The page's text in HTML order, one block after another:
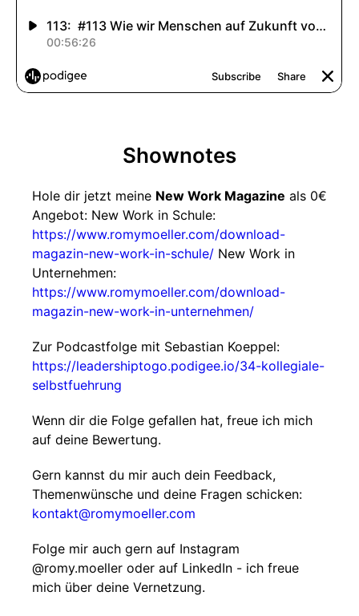
Shownotes
Hole dir jetzt meine New Work Magazine als 0€
Angebot: New Work in Schule:
https://www.romymoeller.com/download-
magazin-new-work-in-schule/ New Work in
Unternehmen:
https://www.romymoeller.com/download-
magazin-new-work-in-unternehmen/
Zur Podcastfolge mit Sebastian Koeppel:
https://leadershiptogo.podigee.io/34-kollegiale-
selbstfuehrung
Wenn dir die Folge gefallen hat, freue ich mich
auf deine Bewertung.
Gern kannst du mir auch dein Feedback,
Themenwünsche und deine Fragen schicken:
kontakt@romymoeller.com
Folge mir auch gern auf Instagram
@romy.moeller oder auf LinkedIn - ich freue
mich über deine Vernetzung.